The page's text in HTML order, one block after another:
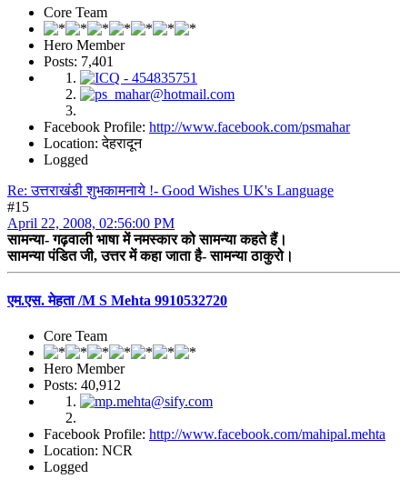
Core Team
Hero Member
Posts: 7,401
Facebook Profile: http://www.facebook.com/psmahar
Location: देहरादून
Logged
Re: उत्तराखंडी शुभकामनाये !- Good Wishes UK's Language
#15
April 22, 2008, 02:56:00 PM
सामन्या- गढ़वाली भाषा में नमस्कार को सामन्या कहते हैं।
सामन्या पंडित जी, उत्तर में कहा जाता है- सामन्या ठाकुरो।
एम.एस. मेहता /M S Mehta 9910532720
Core Team
Hero Member
Posts: 40,912
Facebook Profile: http://www.facebook.com/mahipal.mehta
Location: NCR
Logged